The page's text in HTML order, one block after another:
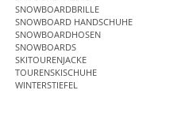
SNOWBOARDBRILLE
SNOWBOARD HANDSCHUHE
SNOWBOARDHOSEN
SNOWBOARDS
SKITOURENJACKE
TOURENSKISCHUHE
WINTERSTIEFEL